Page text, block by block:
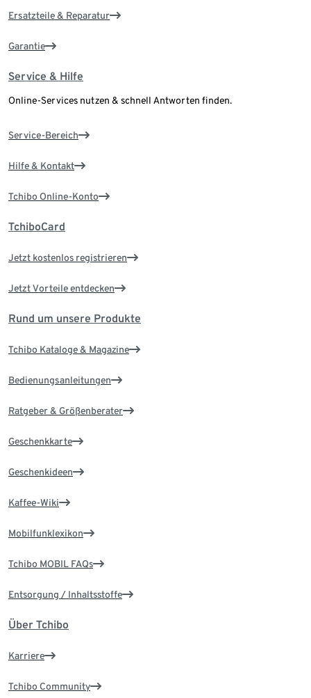
Ersatzteile & Reparatur
Garantie
Service & Hilfe
Online-Services nutzen & schnell Antworten finden.
Service-Bereich
Hilfe & Kontakt
Tchibo Online-Konto
TchiboCard
Jetzt kostenlos registrieren
Jetzt Vorteile entdecken
Rund um unsere Produkte
Tchibo Kataloge & Magazine
Bedienungsanleitungen
Ratgeber & Größenberater
Geschenkkarte
Geschenkideen
Kaffee-Wiki
Mobilfunklexikon
Tchibo MOBIL FAQs
Entsorgung / Inhaltsstoffe
Über Tchibo
Karriere
Tchibo Community